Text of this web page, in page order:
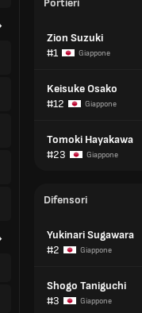
Portieri
Zion Suzuki
#1
Giappone
Keisuke Osako
#12
Giappone
Tomoki Hayakawa
#23
Giappone
Difensori
Yukinari Sugawara
#2
Giappone
Shogo Taniguchi
#3
Giappone